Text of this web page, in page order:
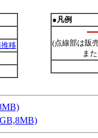
移
●凡例
(点線部は販
ま